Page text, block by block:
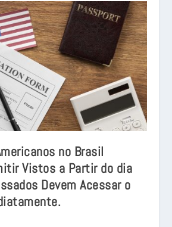
no Brasil
Vistos a Partir do dia
Devem Acessar o